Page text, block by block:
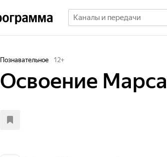
Познавательное 12+
Освоение Марса